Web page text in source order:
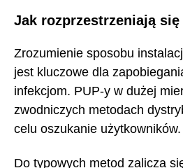
Jak rozprzestrzeniają się
Zrozumienie sposobu
jest kluczowe dla
infekcjom. PUP-y w dużej
zwodniczych metodach
celu oszukanie użytkowników.
Do typowych metod zalicza